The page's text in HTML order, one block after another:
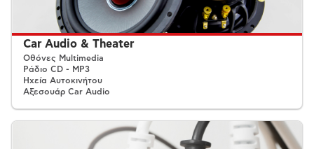
Car Audio & Theater
Οθόνες Multimedia
Ράδιο CD - MP3
Ηχεία Αυτοκινήτου
Αξεσουάρ Car Audio